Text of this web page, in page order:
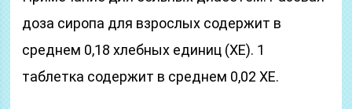
доза сиропа для взрослых содержит в
среднем 0,18 хлебных единиц (ХЕ). 1
таблетка содержит в среднем 0,02 ХЕ.